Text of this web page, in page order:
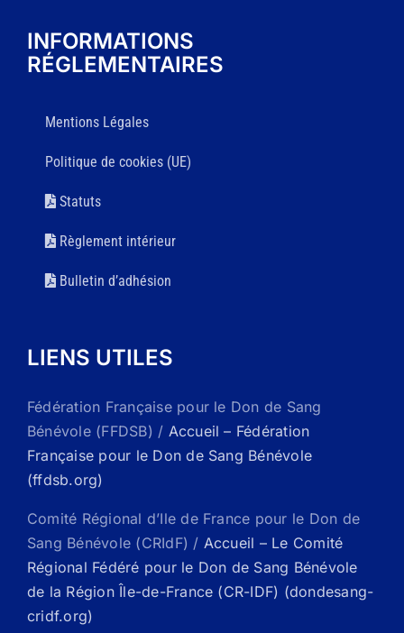
INFORMATIONS
RÉGLEMENTAIRES
Mentions Légales
Politique de cookies (UE)
Statuts
Règlement intérieur
Bulletin d’adhésion
LIENS UTILES
Fédération Française pour le Don de Sang
Bénévole (FFDSB) / Accueil – Fédération
Française pour le Don de Sang Bénévole
(ffdsb.org)
Comité Régional d’Ile de France pour le Don de
Sang Bénévole (CRIdF) / Accueil – Le Comité
Régional Fédéré pour le Don de Sang Bénévole
de la Région Île-de-France (CR-IDF) (dondesang-
cridf.org)